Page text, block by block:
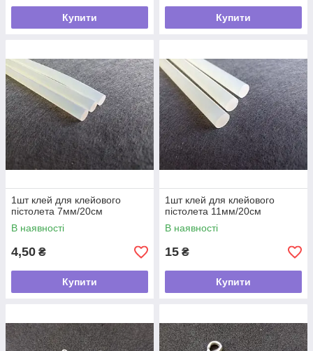
Купити Купити
1шт клей для клейового
пістолета 7мм/20см
В наявності
4,50 ₴
Купити
1шт клей для клейового
пістолета 11мм/20см
В наявності
15 ₴
Купити